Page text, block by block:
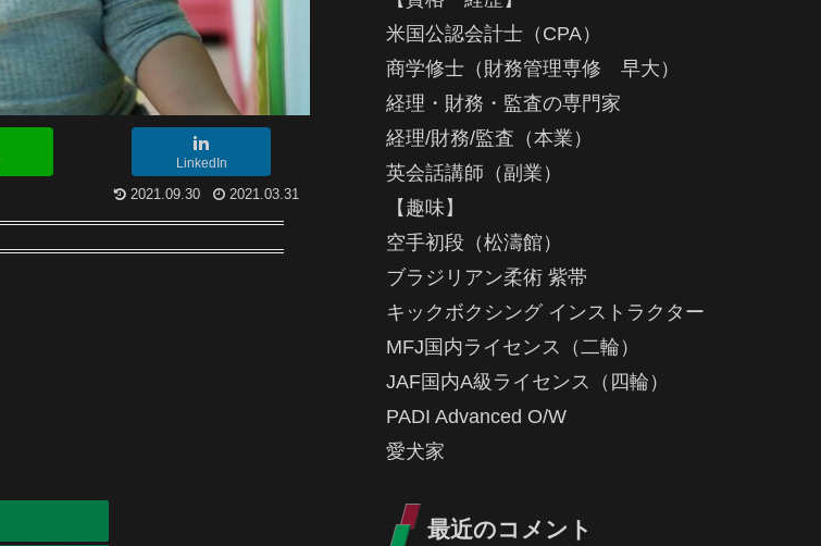
LinkedIn
2021.09.30 2021.03.31
米国公認会計士（CPA）
商学修士（財務管理専修 早大）
経理・財務・監査の専門家
経理/財務/監査（本業）
英会話講師（副業）
【趣味】
空手初段（松濤館）
ブラジリアン柔術 紫帯
キックボクシング インストラクター
MFJ国内ライセンス（二輪）
JAF国内A級ライセンス（四輪）
PADI Advanced O/W
愛犬家
最近のコメント